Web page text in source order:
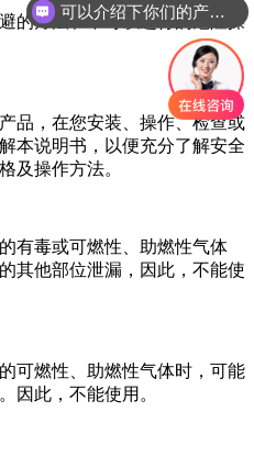
方法和不可以进行的危险操
，在您安装、操作、检查或
本说明书，以便充分了解安全
及操作方法。
毒或可燃性、助燃性气体
其他部位泄漏，因此，不能使
燃性、助燃性气体时，可能
因此，不能使用。
可以介绍下你们的产品么？